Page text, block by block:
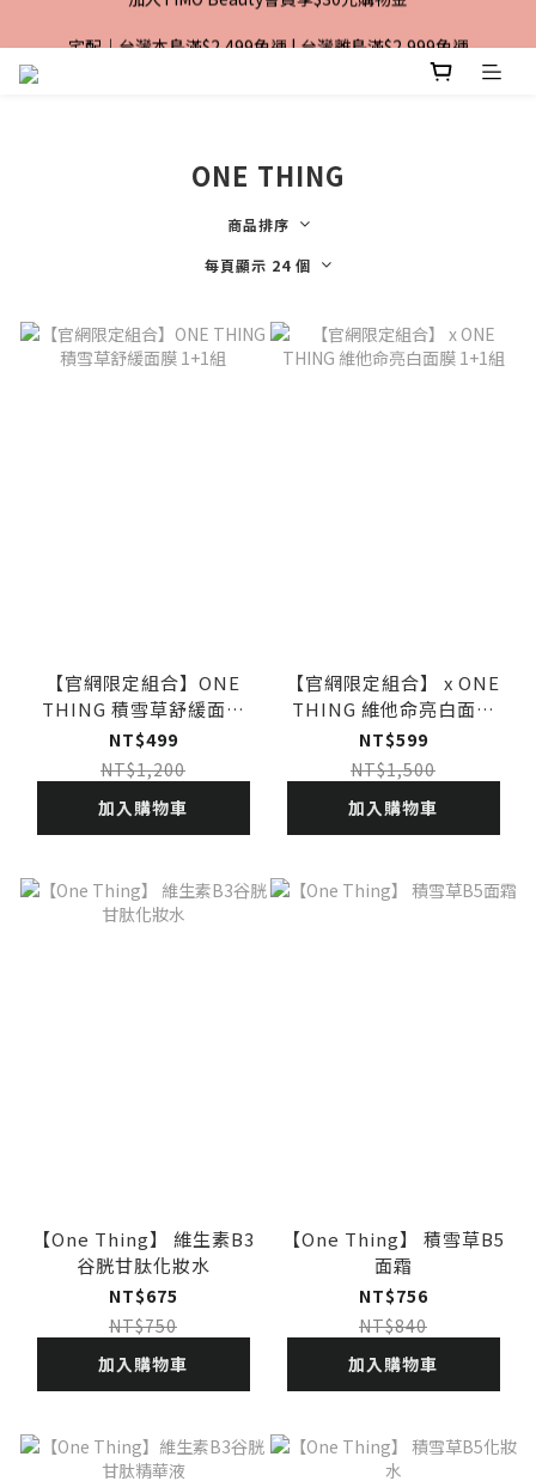
宅配｜台灣本島滿$2,499免運 | 台灣離島滿$2,999免運
ONE THING
商品排序
每頁顯示 24 個
【官網限定組合】ONE
THING 積雪草舒緩面膜
1+1組
NT$499
NT$1,200
加入購物車
【官網限定組合】 x ONE
THING 維他命亮白面膜
1+1組
NT$599
NT$1,500
加入購物車
【One Thing】 維生素B3
谷胱甘肽化妝水
NT$675
NT$750
加入購物車
【One Thing】 積雪草B5
面霜
NT$756
NT$840
加入購物車